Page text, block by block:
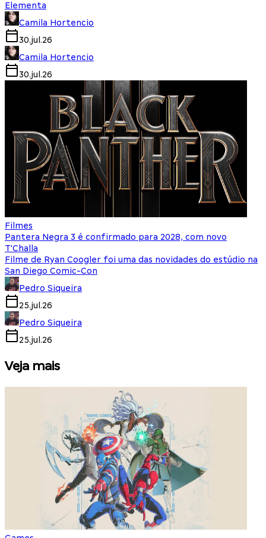
Elementa
Camila Hortencio
30.jul.26
Camila Hortencio
30.jul.26
Filmes
Pantera Negra 3 é confirmado para 2028, com novo
T'Challa
Filme de Ryan Coogler foi uma das novidades do estúdio na
San Diego Comic-Con
Pedro Siqueira
25.jul.26
Pedro Siqueira
25.jul.26
Veja mais